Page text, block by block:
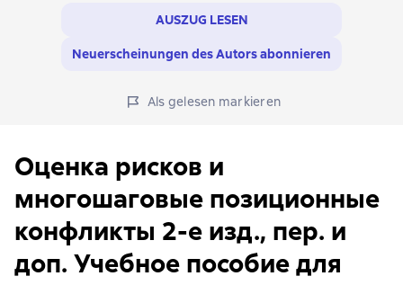
AUSZUG LESEN
Neuerscheinungen des Autors abonnieren
Als gelesen markieren
Оценка рисков и
многошаговые позиционные
конфликты 2-е изд., пер. и
доп. Учебное пособие для